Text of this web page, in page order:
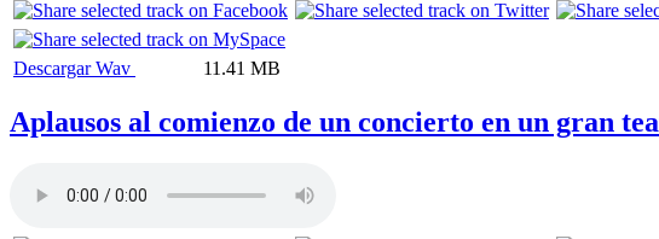
Descargar Wav 11.41 MB
Aplausos al comienzo de un concierto en un gran